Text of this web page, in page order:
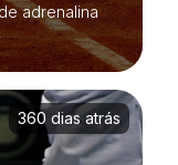
adrenalina
360 dias atrás